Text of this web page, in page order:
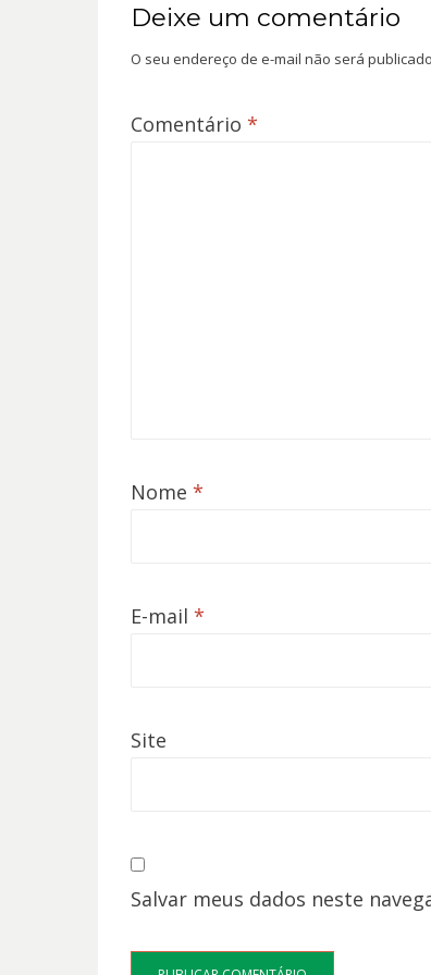
Deixe um comentário
O seu endereço de e-mail não será
Comentário *
Nome *
E-mail *
Site
Salvar meus dados neste